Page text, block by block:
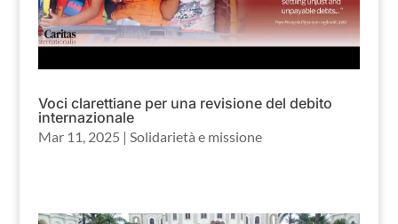
Voci clarettiane per una revisione del debito
internazionale
Mar 11, 2025 | Solidarietà e missione